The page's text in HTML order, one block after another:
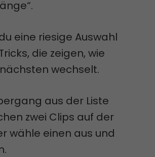
eine riesige Auswahl
die zeigen, wie
wechselt.
aus der Liste
zwei Clips auf der
wähle einen aus und